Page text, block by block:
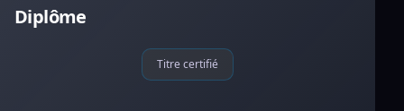
Diplôme
Titre certifié